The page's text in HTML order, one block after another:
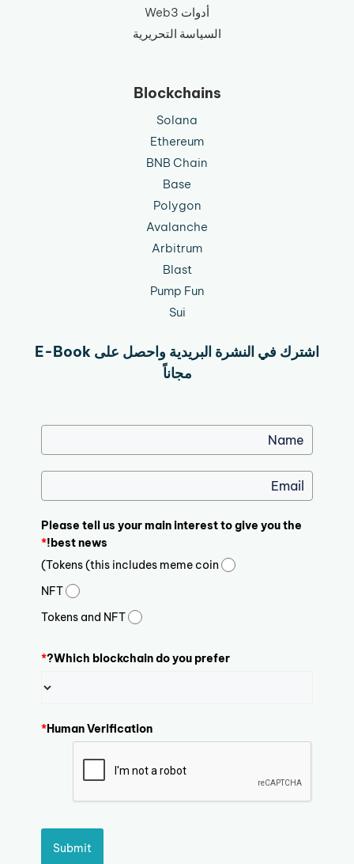
أدوات Web3
السياسة التحريرية
Blockchains
Solana
Ethereum
BNB Chain
Base
Polygon
Avalanche
Arbitrum
Blast
Pump Fun
Sui
اشترك في النشرة البريدية واحصل على E-Book
مجاناً
Please tell us your main interest to give you the
best news!
*
Tokens (this includes meme coin)
NFT
Tokens and NFT
Which blockchain do you prefer?
*
Human Verification
*
Submit